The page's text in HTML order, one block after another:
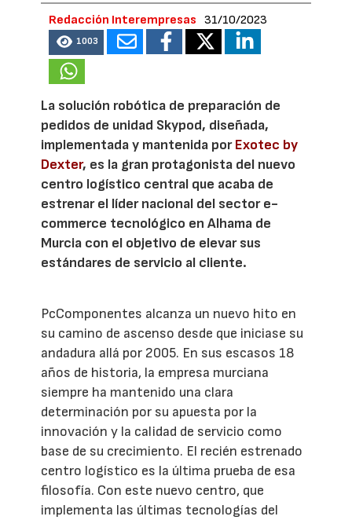
Redacción Interempresas 31/10/2023
1003
La solución robótica de preparación de
pedidos de unidad Skypod, diseñada,
implementada y mantenida porExotec by
Dexter, es la gran protagonista del nuevo
centro logístico central que acaba de
estrenar el líder nacional del sector e-
commerce tecnológico en Alhama de
Murcia con el objetivo de elevar sus
estándares de servicio al cliente.
PcComponentes alcanza un nuevo hito en
su camino de ascenso desde que iniciase su
andadura allá por 2005. En sus escasos 18
años de historia, la empresa murciana
siempre ha mantenido una clara
determinación por su apuesta por la
innovación y la calidad de servicio como
base de su crecimiento. El recién estrenado
centro logístico es la última prueba de esa
filosofía. Con este nuevo centro, que
implementa las últimas tecnologías del